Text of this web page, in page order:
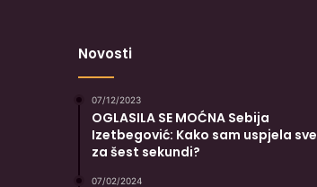
Novosti
07/12/2023
OGLASILA SE MOĆNA Sebija
Izetbegović: Kako sam uspjela sve
za šest sekundi?
07/02/2024